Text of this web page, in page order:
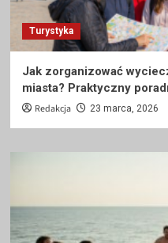
Turystyka
Jak zorganizować
miasta? Praktyczny
Redakcja 23 marca, 2026